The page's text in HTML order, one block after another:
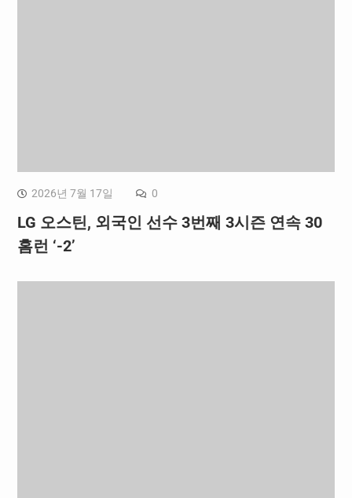
2026년 7월 17일 0
LG 오스틴, 외국인 선수 3번째 3시즌 연속 30
홈런 ‘-2’